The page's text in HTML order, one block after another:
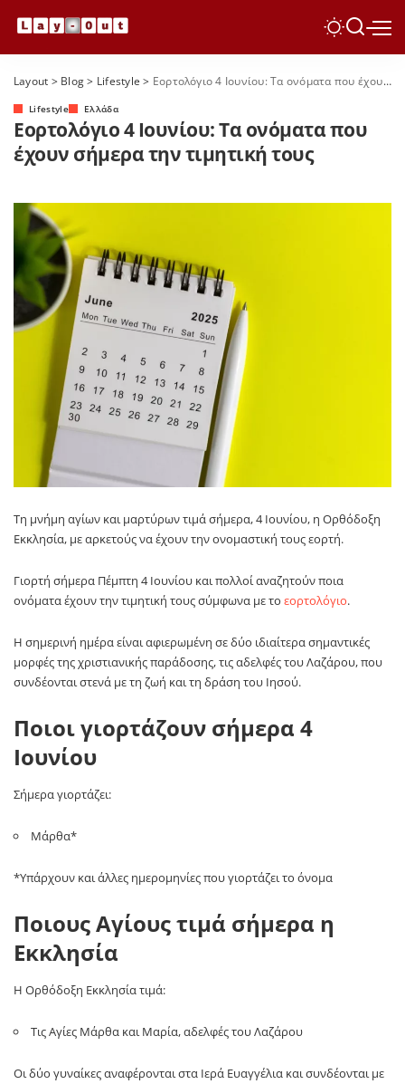
Layout > Blog> Lifestyle > Εορτολόγιο 4 Ιουνίου: Τα ονόματα που έχουν σήμερα την τιμητική τους
Lifestyle Ελλάδα
Εορτολόγιο 4 Ιουνίου: Τα ονόματα που
έχουν σήμερα την τιμητική τους
Τη μνήμη αγίων και μαρτύρων τιμά σήμερα, 4 Ιουνίου, η Ορθόδοξη
Εκκλησία, με αρκετούς να έχουν την ονομαστική τους εορτή.
Γιορτή σήμερα Πέμπτη 4 Ιουνίου και πολλοί αναζητούν ποια
ονόματα έχουν την τιμητική τους σύμφωνα με το εορτολόγιο.
Η σημερινή ημέρα είναι αφιερωμένη σε δύο ιδιαίτερα σημαντικές
μορφές της χριστιανικής παράδοσης, τις αδελφές του Λαζάρου, που
συνδέονται στενά με τη ζωή και τη δράση του Ιησού.
Ποιοι γιορτάζουν σήμερα 4
Ιουνίου
Σήμερα γιορτάζει:
Μάρθα*
*Υπάρχουν και άλλες ημερομηνίες που γιορτάζει το όνομα
Ποιους Αγίους τιμά σήμερα η
Εκκλησία
Η Ορθόδοξη Εκκλησία τιμά:
Τις Αγίες Μάρθα και Μαρία, αδελφές του Λαζάρου
Οι δύο γυναίκες αναφέρονται στα Ιερά Ευαγγέλια και συνδέονται με